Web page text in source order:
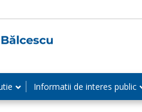
Informatii de interes public